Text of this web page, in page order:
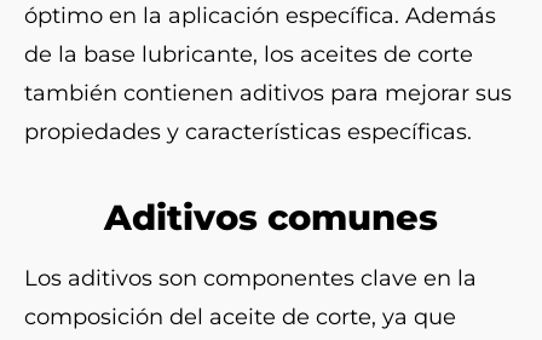
óptimo en la aplicación específica. Además
de la base lubricante, los aceites de corte
también contienen aditivos para mejorar sus
propiedades y características específicas.
Aditivos comunes
Los aditivos son componentes clave en la
composición del aceite de corte, ya que